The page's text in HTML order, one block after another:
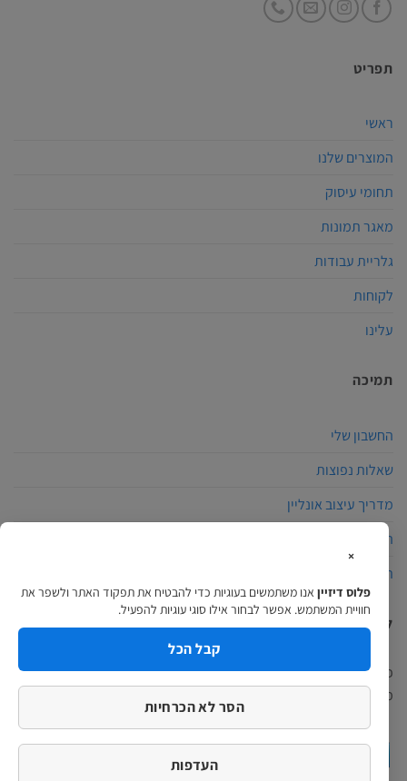
תפריט
ראשי
המוצרים שלנו
תחומי עיסוק
מאגר תמונות
גלריית עבודות
לקוחות
עלינו
תמיכה
החשבון שלי
שאלות נפוצות
מדריך עיצוב אונליין
הצהרת נגישות
תקנון האתר
למה לבחור פלוס דיזיין?
פלוס דיזיין הינה חברת הדפוס המתקדמת בארץ, באתרינו תוכלו למצוא
מגוון מוצרים ומערכת עיצוב אונליין מקצועית ופשוטה…
המשך לקרוא >
×
פלוס דיזיין אנו משתמשים בעוגיות כדי להבטיח את תפקוד האתר ולשפר את
חוויית המשתמש. אפשר לבחור אילו סוגי עוגיות להפעיל.
קבל הכל
הסר לא הכרחיות
העדפות